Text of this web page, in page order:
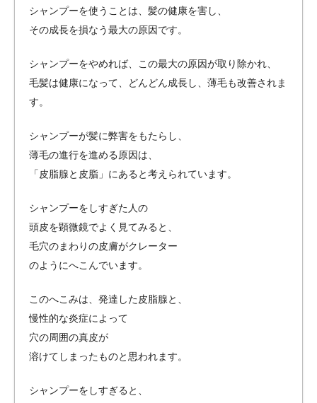
シャンプーを使うことは、髪の健康を害し、
その成長を損なう最大の原因です。
シャンプーをやめれば、この最大の原因が取り除かれ、
毛髪は健康になって、どんどん成長し、薄毛も改善されま
す。
シャンプーが髪に弊害をもたらし、
薄毛の進行を進める原因は、
「皮脂腺と皮脂」にあると考えられています。
シャンプーをしすぎた人の
頭皮を顕微鏡でよく見てみると、
毛穴のまわりの皮膚がクレーター
のようにへこんでいます。
このへこみは、発達した皮脂腺と、
慢性的な炎症によって
穴の周囲の真皮が
溶けてしまったものと思われます。
シャンプーをしすぎると、